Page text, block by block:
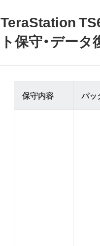
TeraStation
ト保守・デー
保守内容 パッ